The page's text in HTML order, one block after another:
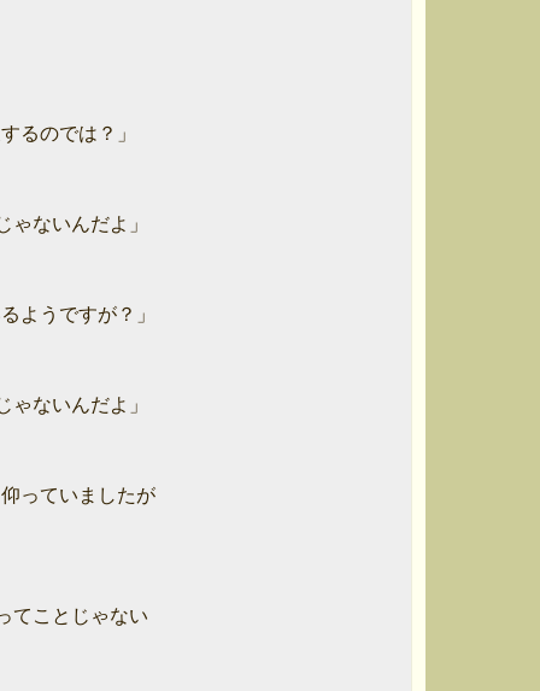
るのでは？」
いんだよ」
うですが？」
いんだよ」
ていましたが
ことじゃない